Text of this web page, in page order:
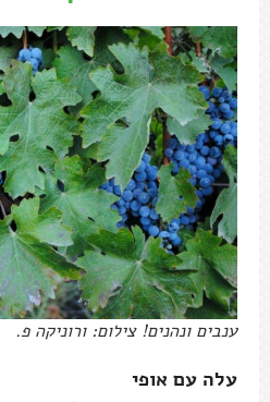
ענבים ונהנים! צילום: ורוניקה פ.
עלה עם אופי